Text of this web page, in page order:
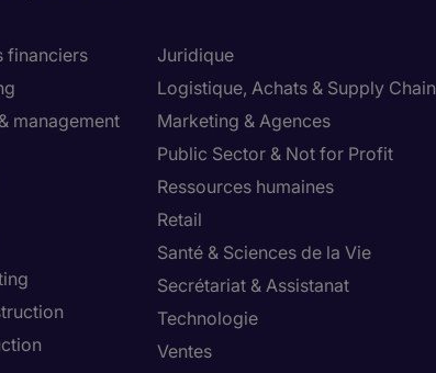
financiers
management
Juridique
Logistique, Achats & Supply Chain
Marketing & Agences
Public Sector & Not for Profit
Ressources humaines
Retail
Santé & Sciences de la Vie
Secrétariat & Assistanat
Technologie
Ventes